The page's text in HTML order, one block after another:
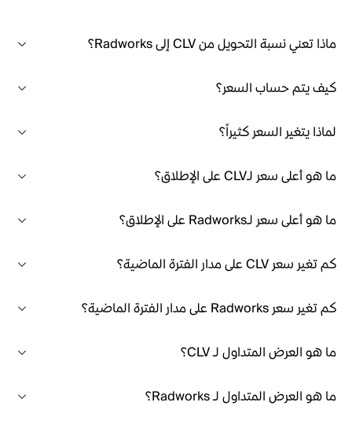
ماذا تعني نسبة التحويل من CLV إلى Radworks؟
كيف يتم حساب السعر؟
لماذا يتغير السعر كثيراً؟
ما هو أعلى سعر لـCLV على الإطلاق؟
ما هو أعلى سعر لـRadworks على الإطلاق؟
كم تغير سعر CLV على مدار الفترة الماضية؟
كم تغير سعر Radworks على مدار الفترة الماضية؟
ما هو العرض المتداول لـ CLV؟
ما هو العرض المتداول لـ Radworks؟